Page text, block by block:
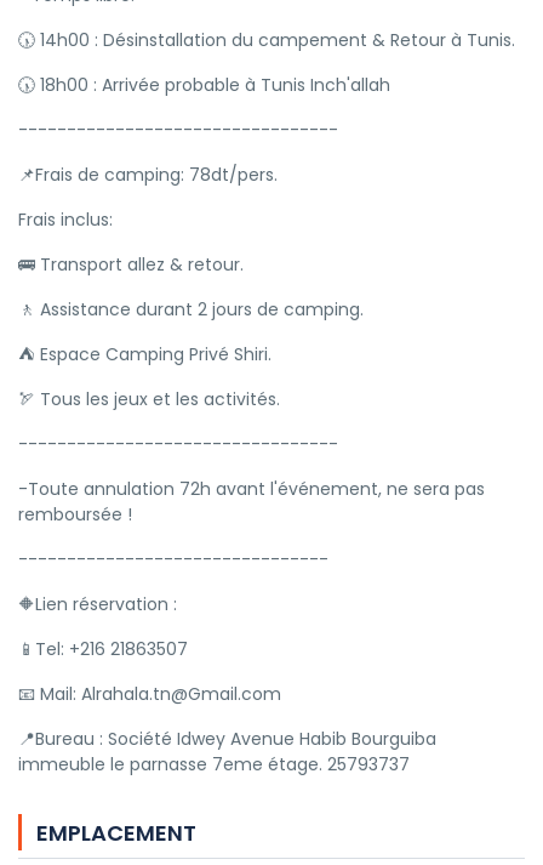
🕠 14h00 : Désinstallation du campement & Retour à Tunis.
🕠 18h00 : Arrivée probable à Tunis Inch'allah
---------------------------------
📌Frais de camping: 78dt/pers.
Frais inclus:
🚌 Transport allez & retour.
🚶 Assistance durant 2 jours de camping.
⛺ Espace Camping Privé Shiri.
🏹 Tous les jeux et les activités.
---------------------------------
-Toute annulation 72h avant l'événement, ne sera pas
remboursée !
--------------------------------
🔶️Lien réservation :
📱Tel: +216 21863507
📧 Mail: Alrahala.tn@Gmail.com
📍Bureau : Société Idwey Avenue Habib Bourguiba
immeuble le parnasse 7eme étage. 25793737
EMPLACEMENT